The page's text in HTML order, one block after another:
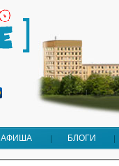
АФИША БЛОГИ